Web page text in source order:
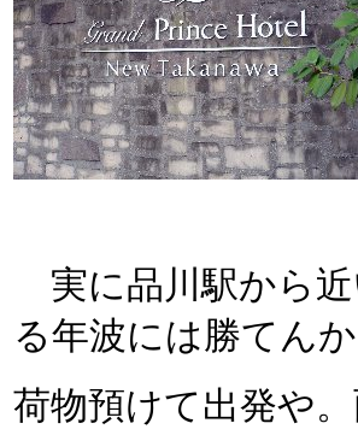
実に品川駅から
る年波には勝てん
荷物預けて出発や